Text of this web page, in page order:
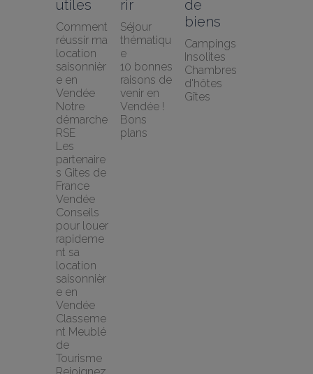
utiles
Comment
réussir ma
location
saisonnièr
e en
Vendée
Notre
démarche
RSE
Les
partenaire
s Gites de
France
Vendée
Conseils
pour louer
rapideme
nt sa
location
saisonnièr
e en
Vendée
Classeme
nt Meublé
de
Tourisme
rir
Séjour
thématiqu
e
10 bonnes
raisons de
venir en
Vendée !
Bons
plans
de
biens
Campings
Insolites
Chambres
d'hôtes
Gîtes